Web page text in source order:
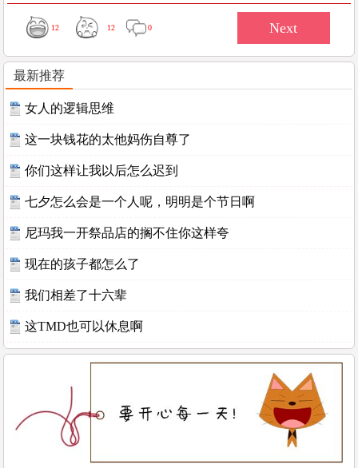
12 12 0
最新推荐
女人的逻辑思维
这一块钱花的太他妈伤自尊了
你们这样让我以后怎么迟到
七夕怎么会是一个人呢，明明是个节日啊
尼玛我一开祭品店的搁不住你这样夸
现在的孩子都怎么了
我们相差了十六辈
这TMD也可以休息啊